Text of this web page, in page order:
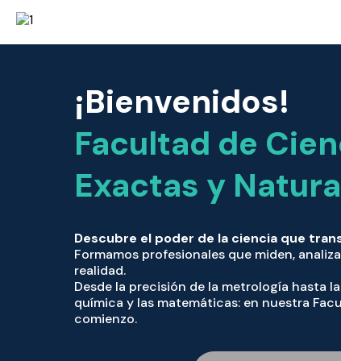
¡Bienvenidos!
Facultad de
Exactas y
Descubre el poder de la ciencia que
Formamos profesionales que miden,
realidad.
Desde la precisión de la metrología hasta
química y las matemáticas: en nuestra
comienzo.